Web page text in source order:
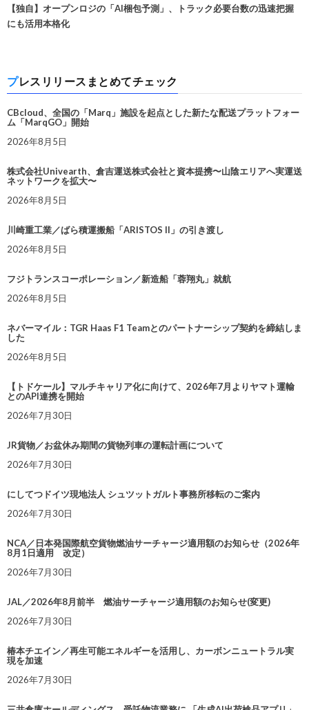
【独自】オープンロジの「AI梱包予測」、トラック必要台数の迅速把握
にも活用本格化
プレスリリースまとめてチェック
CBcloud、全国の「Marq」施設を起点とした新たな配送プラットフォー
ム「MarqGO」開始
2026年8月5日
株式会社Univearth、倉吉運送株式会社と資本提携〜山陰エリアへ実運送
ネットワークを拡大〜
2026年8月5日
川崎重工業／ばら積運搬船「ARISTOS II」の引き渡し
2026年8月5日
フジトランスコーポレーション／新造船「蓉翔丸」就航
2026年8月5日
ネバーマイル：TGR Haas F1 Teamとのパートナーシップ契約を締結しま
した
2026年8月5日
【トドケール】マルチキャリア化に向けて、2026年7月よりヤマト運輸
とのAPI連携を開始
2026年7月30日
JR貨物／お盆休み期間の貨物列車の運転計画について
2026年7月30日
にしてつドイツ現地法人 シュツットガルト事務所移転のご案内
2026年7月30日
NCA／日本発国際航空貨物燃油サーチャージ適用額のお知らせ（2026年
8月1日適用 改定）
2026年7月30日
JAL／2026年8月前半 燃油サーチャージ適用額のお知らせ(変更)
2026年7月30日
椿本チエイン／再生可能エネルギーを活用し、カーボンニュートラル実
現を加速
2026年7月30日